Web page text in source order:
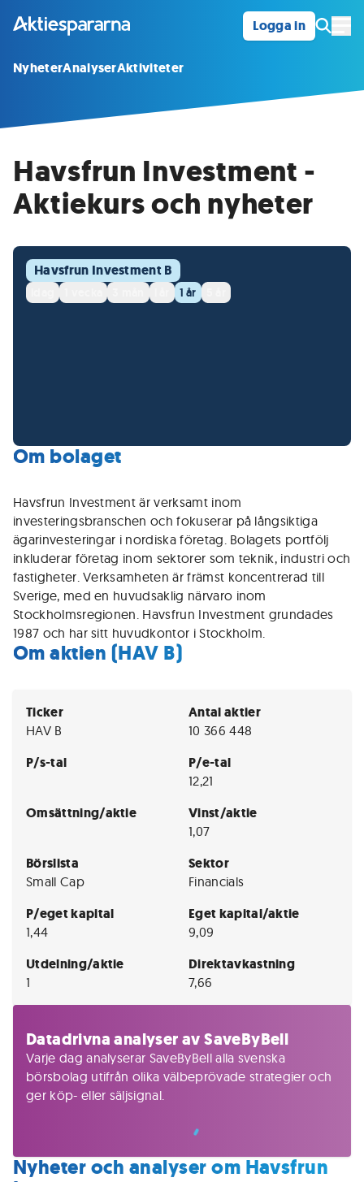
Logga in
NyheterAnalyserAktiviteter
Havsfrun Investment -
Aktiekurs och nyheter
Havsfrun Investment B
1 år
Om bolaget
Havsfrun Investment är verksamt inom
investeringsbranschen och fokuserar på långsiktiga
ägarinvesteringar i nordiska företag. Bolagets portfölj
inkluderar företag inom sektorer som teknik, industri och
fastigheter. Verksamheten är främst koncentrerad till
Sverige, med en huvudsaklig närvaro inom
Stockholmsregionen. Havsfrun Investment grundades
1987 och har sitt huvudkontor i Stockholm.
Om aktien (HAV B)
Ticker
HAV B
Antal aktier
10 366 448
P/s-tal P/e-tal
12,21
Omsättning/aktie Vinst/aktie
1,07
Börslista
Small Cap
Sektor
Financials
P/eget kapital
1,44
Eget kapital/aktie
9,09
Utdelning/aktie
1
Direktavkastning
7,66
Datadrivna analyser av SaveByBell
Varje dag analyserar SaveByBell alla svenska
börsbolag utifrån olika välbeprövade strategier och
ger köp- eller säljsignal.
Nyheter och analyser om Havsfrun